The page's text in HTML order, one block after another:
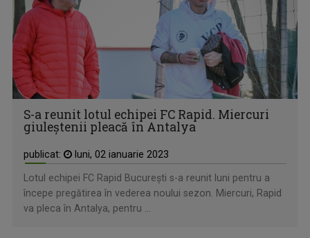
S-a reunit lotul echipei FC Rapid. Miercuri
giuleștenii pleacă în Antalya
publicat: luni, 02 ianuarie 2023
Lotul echipei FC Rapid București s-a reunit luni pentru a
începe pregătirea în vederea noului sezon. Miercuri, Rapid
va pleca în Antalya, pentru ...